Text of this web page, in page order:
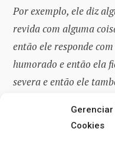
Cookies
Por exemplo, ele diz
revida com alguma
então ele responde
humorado e então ela
severa e então ele
gradativamente até